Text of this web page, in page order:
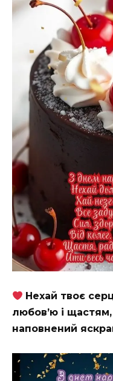
Нехай твоє
любов’ю і
наповнений